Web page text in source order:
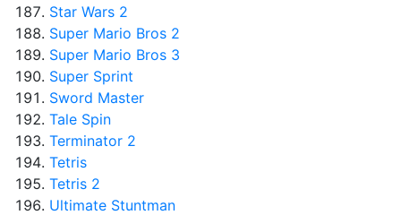
Star Wars 2
Super Mario Bros 2
Super Mario Bros 3
Super Sprint
Sword Master
Tale Spin
Terminator 2
Tetris
Tetris 2
Ultimate Stuntman